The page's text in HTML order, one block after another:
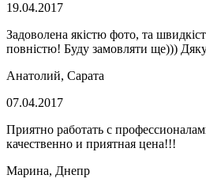
19.04.2017
Задоволена якістю фото, та
повністю! Буду замовляти ще)))
Анатолий, Сарата
07.04.2017
Приятно работать с
качественно и приятная цена!!!
Марина, Днепр